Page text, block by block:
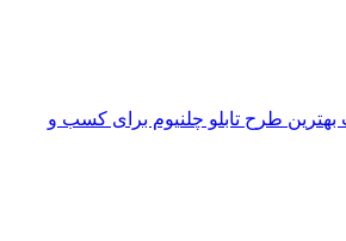
بهترین طرح تابلو چلنیوم برای کسب و